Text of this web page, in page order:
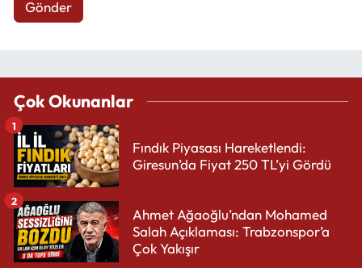
Gönder
Çok Okunanlar
Fındık Piyasası Hareketlendi:
Giresun’da Fiyat 250 TL’yi Gördü
1
Ahmet Ağaoğlu’ndan Mohamed
Salah Açıklaması: Trabzonspor’a
Çok Yakışır
2